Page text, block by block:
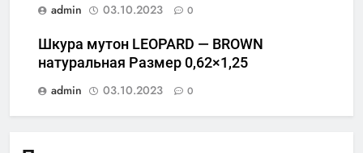
admin
03.10.2023 0
Шкура мутон LEOPARD — BROWN
натуральная Размер 0,62×1,25
admin
03.10.2023 0